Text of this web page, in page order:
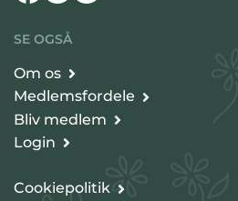
SE OGSÅ
Om os
Medlemsfordele
Bliv medlem
Login
Cookiepolitik